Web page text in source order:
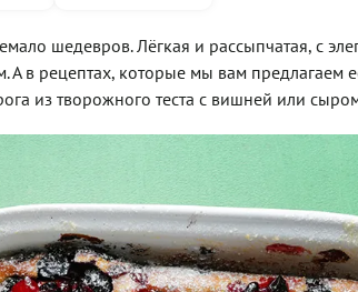
шедевров. Лёгкая и рассыпчатая, с
в рецептах, которые мы вам предлагаем
из творожного теста с вишней или